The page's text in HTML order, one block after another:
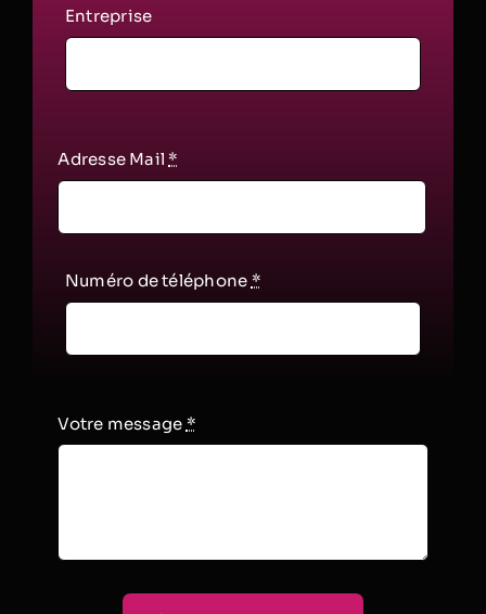
Entreprise
Adresse Mail *
Numéro de téléphone *
Votre message *